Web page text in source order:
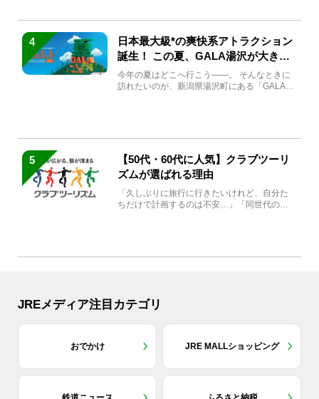
4
日本最大級*の爽快系アトラクション
誕生！ この夏、GALA湯沢が大きく
生まれ変わる
今年の夏はどこへ行こう――。 そんなときに
訪れたいのが、新潟県湯沢町にある「GALA湯
5
【50代・60代に人気】クラブツーリ
ズムが選ばれる理由
「久しぶりに旅行に行きたいけれど、自分た
ちだけで計画するのは不安…」「同世代の方
JREメディア注目カテゴリ
おでかけ JRE MALLショッピング